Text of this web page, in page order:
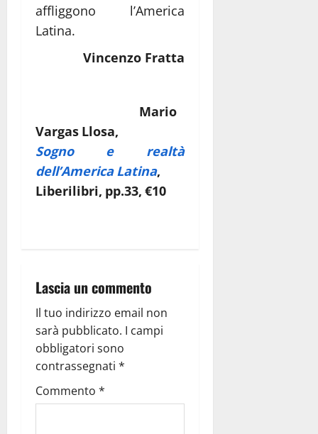
affliggono l’America
Latina.
Vincenzo Fratta
Mario
Vargas Llosa,
Sogno e realtà
dell’America Latina,
Liberilibri, pp.33, €10
Lascia un commento
Il tuo indirizzo email non
sarà pubblicato. I campi
obbligatori sono
contrassegnati *
Commento *